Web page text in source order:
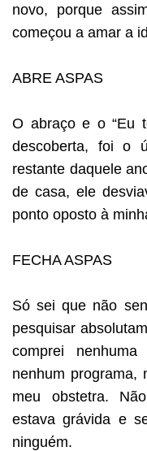
novo, porque
começou a amar a
ABRE ASPAS
O abraço e o “Eu
descoberta, foi o
restante daquele
de casa, ele
ponto oposto à
FECHA ASPAS
Só sei que não
pesquisar
comprei
nenhum programa,
meu obstetra.
estava grávida e
ninguém.